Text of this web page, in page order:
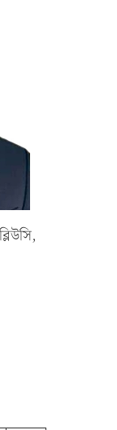
প্রধান হিসেবে নিয়োগ